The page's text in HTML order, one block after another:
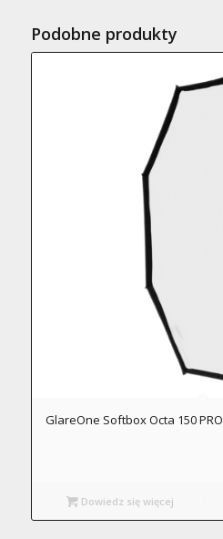
Podobne produkty
GlareOne Softbox Octa 150 PRO
Dowiedz się więcej